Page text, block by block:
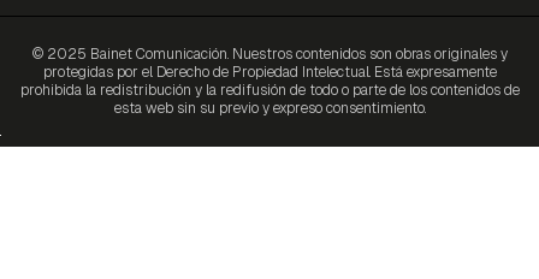
© 2025 Bainet Comunicación. Nuestros contenidos son obras originales y
protegidas por el Derecho de Propiedad Intelectual. Está expresamente
prohibida la redistribución y la redifusión de todo o parte de los contenidos de
esta web sin su previo y expreso consentimiento.